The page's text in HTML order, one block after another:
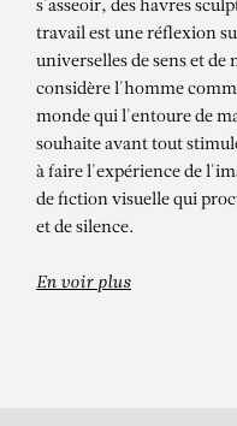
HANS
Timo
s'asseoir, des havres
travail est une réflexion
universelles de sens et
considère l'homme
monde qui l'entoure de
souhaite avant tout
à faire l'expérience de
de fiction visuelle qui
et de silence.
En voir plus